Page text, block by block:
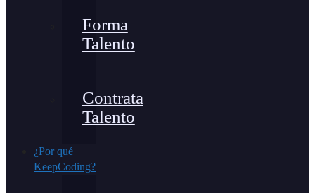
Forma
Talento
Contrata
Talento
¿Por qué
KeepCoding?